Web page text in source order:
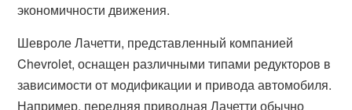
экономичности движения.
Шевроле Лачетти, представленный компанией
Chevrolet, оснащен различными типами редукторов в
зависимости от модификации и привода автомобиля.
Например, передняя приводная Лачетти обычно